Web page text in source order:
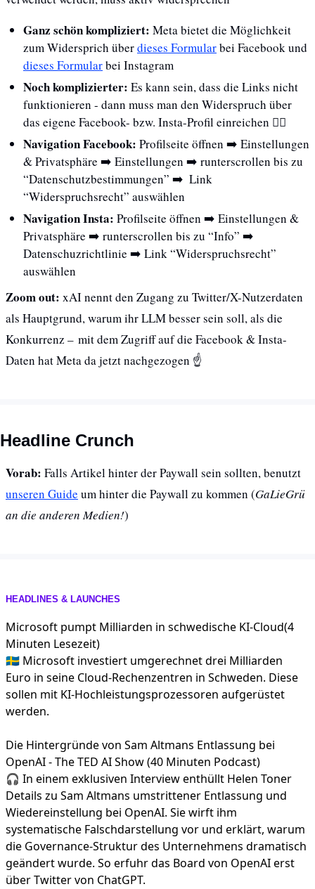
Ganz schön kompliziert: Meta bietet die Möglichkeit
zum Widersprich über dieses Formular
dieses Formular bei Instagram
Noch komplizierter: Es kann sein, dass die Links nicht
funktionieren - dann muss man den Widerspruch über
das eigene Facebook- bzw. Insta-Profil einreichen 🤷‍♂️
Navigation Facebook: Profilseite öffnen ➡️ Einstellungen
& Privatsphäre ➡️ Einstellungen ➡️ runterscrollen bis zu
“Datenschutzbestimmungen” ➡️  Link
“Widerspruchsrecht” auswählen
Navigation Insta: Profilseite öffnen ➡️ Einstellungen &
Privatsphäre ➡️ runterscrollen bis zu “Info” ➡️
Datenschuzrichtlinie ➡️ Link “Widerspruchsrecht”
auswählen
Zoom out: xAI nennt den Zugang zu Twitter/X-Nutzerdaten
als Hauptgrund, warum ihr LLM besser sein soll, als die
Konkurrenz – mit dem Zugriff auf die Facebook & Insta-
Daten hat Meta da jetzt nachgezogen ☝️
Headline Crunch
Vorab:
unseren Guide um hinter die Paywall zu kommen (GaLieGrü
an die anderen Medien!)
HEADLINES & LAUNCHES
Microsoft pumpt Milliarden in schwedische KI-Cloud(4
Minuten Lesezeit)
🇸🇪 Microsoft investiert umgerechnet drei Milliarden
Euro in seine Cloud-Rechenzentren in Schweden. Diese
sollen mit KI-Hochleistungsprozessoren aufgerüstet
werden.
Die Hintergründe von Sam Altmans Entlassung bei
OpenAI - The TED AI Show (40 Minuten Podcast)
🎧 In einem exklusiven Interview enthüllt Helen Toner
Details zu Sam Altmans umstrittener Entlassung und
Wiedereinstellung bei OpenAI. Sie wirft ihm
systematische Falschdarstellung vor und erklärt, warum
die Governance-Struktur des Unternehmens dramatisch
geändert wurde. So erfuhr das Board von OpenAI erst
über Twitter von ChatGPT.